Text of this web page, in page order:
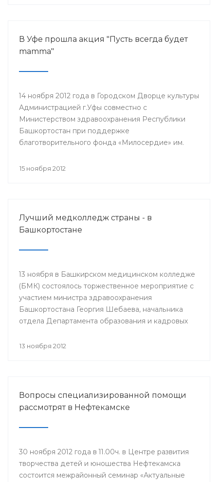
приурочен к 80-летнему юбилею университета.
В Уфе прошла акция "Пусть всегда будет
mamma"
14 ноября 2012 года в Городском Дворце культуры
Администрацией г.Уфы совместно с
Министерством здравоохранения Республики
Башкортостан при поддержке
благотворительного фонда «Милосердие» им.
всегда будет mamma». Основная цель акции,
стороны самой женщины, так и со стороны
государства.
15 ноября 2012
Лучший медколледж страны - в
Башкортостане
13 ноября в Башкирском медицинском колледже
(БМК) состоялось торжественное мероприятие с
участием министра здравоохранения
Башкортостана Георгия Шебаева, начальника
отдела Департамента образования и кадровых
Российской Федерации Ирины Купеевой,
повышения квалификации-училища повышения
квалификации медработников со средним
медицинским и фармацевтическим
образованием Валерия Шакирова и других.
13 ноября 2012
Вопросы специализированной помощи
рассмотрят в Нефтекамске
30 ноября 2012 года в 11.00ч. в Центре развития
творчества детей и юношества Нефтекамска
состоится межрайонный семинар «Актуальные